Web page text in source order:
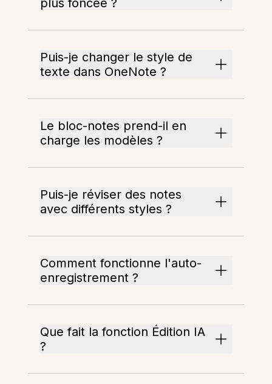
plus foncée ?
Puis-je changer le style de
texte dans OneNote ?
Le bloc-notes prend-il en
charge les modèles ?
Puis-je réviser des notes
avec différents styles ?
Comment fonctionne l'auto-
enregistrement ?
Que fait la fonction Édition IA
?